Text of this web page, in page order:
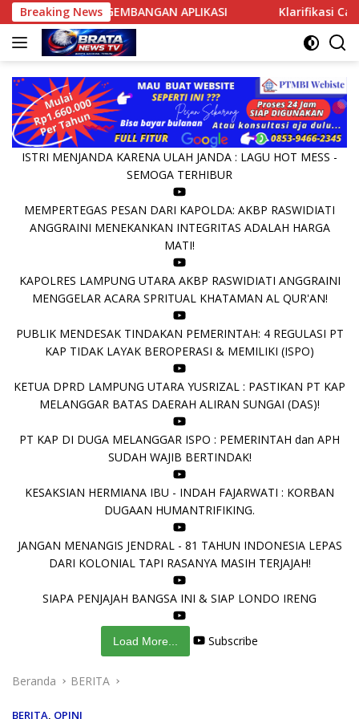
Langsung
ke
konten
Breaking News
PENGEMBANGAN APLIKASI Klarifikasi Camat Karang
ISTRI MENJANDA KARENA ULAH JANDA : LAGU HOT MESS -
SEMOGA TERHIBUR
MEMPERTEGAS PESAN DARI KAPOLDA: AKBP RASWIDIATI
ANGGRAINI MENEKANKAN INTEGRITAS ADALAH HARGA
MATI!
KAPOLRES LAMPUNG UTARA AKBP RASWIDIATI ANGGRAINI
MENGGELAR ACARA SPRITUAL KHATAMAN AL QUR'AN!
PUBLIK MENDESAK TINDAKAN PEMERINTAH: 4 REGULASI PT
KAP TIDAK LAYAK BEROPERASI & MEMILIKI (ISPO)
KETUA DPRD LAMPUNG UTARA YUSRIZAL : PASTIKAN PT KAP
MELANGGAR BATAS DAERAH ALIRAN SUNGAI (DAS)!
PT KAP DI DUGA MELANGGAR ISPO : PEMERINTAH dan APH
SUDAH WAJIB BERTINDAK!
KESAKSIAN HERMIANA IBU - INDAH FAJARWATI : KORBAN
DUGAAN HUMANTRIFIKING.
JANGAN MENANGIS JENDRAL - 81 TAHUN INDONESIA LEPAS
DARI KOLONIAL TAPI RASANYA MASIH TERJAJAH!
SIAPA PENJAJAH BANGSA INI & SIAP LONDO IRENG
Load More... Subscribe
Beranda BERITA
BERITA, OPINI